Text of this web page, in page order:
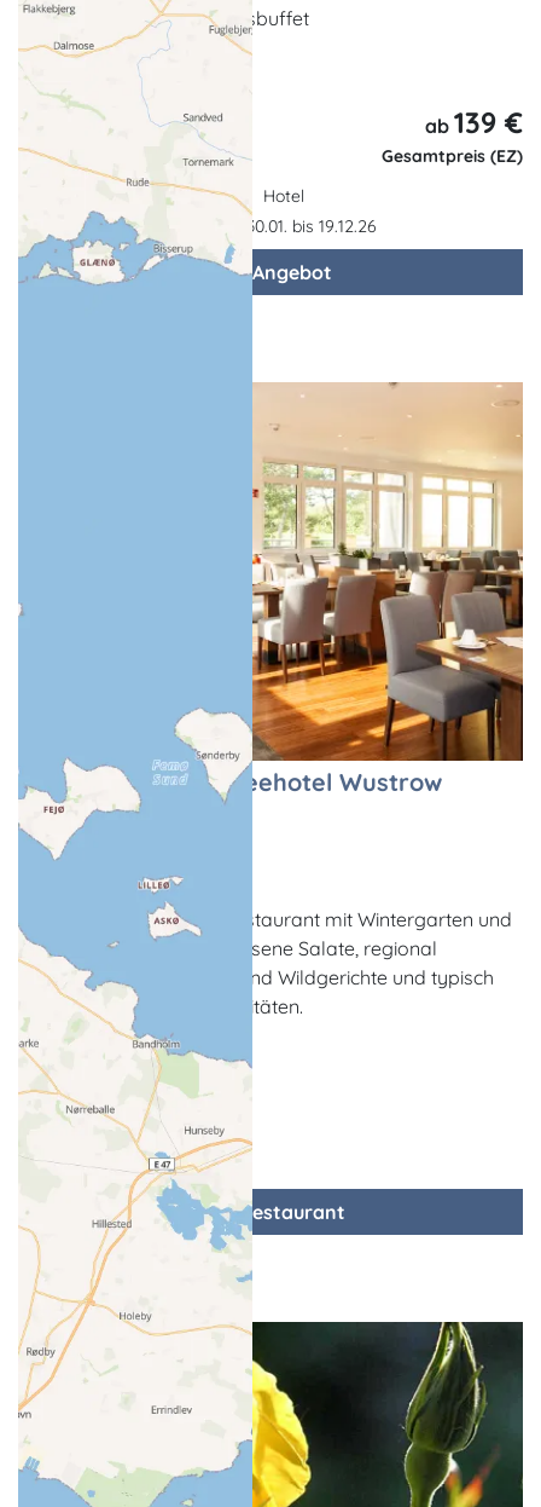
reichhaltiges Frühstücksbuffet
Eintritt zum Ritteressen
3 Tage,
2 Nächte
ab 139 €
Gesamtpreis (EZ)
Hotel
Gültigkeit: 30.01. bis 19.12.26
zum Angebot
Restaurant im Ostseehotel Wustrow
Restaurant
Ostseebad Wustrow
Das maritim geprägte Restaurant mit Wintergarten und
Sonnenterrasse bietet erlesene Salate, regional
geprägte Fisch-, Fleisch- und Wildgerichte und typisch
mecklenburgische Spezialitäten.
zum Restaurant